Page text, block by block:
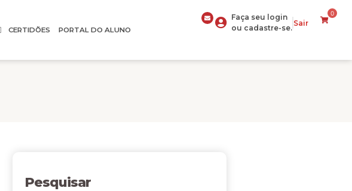
CERTIDÕES PORTAL DO ALUNO
Faça seu login
ou cadastre-se.
Sair
0
Pesquisar